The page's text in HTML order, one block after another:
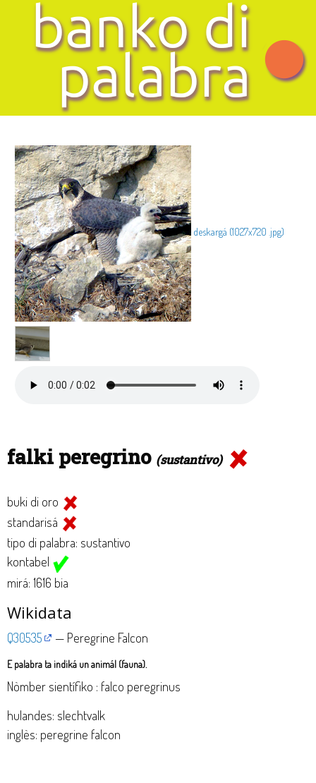
deskargá (1027x720 .jpg)
falki peregrino (sustantivo)
buki di oro
standarisá
tipo di palabra: sustantivo
kontabel
mirá: 1616 bia
Wikidata
Q30535 — Peregrine Falcon
E palabra ta indiká un animál (fauna).
Nòmber sientífiko : falco peregrinus
hulandes: slechtvalk
inglès: peregrine falcon